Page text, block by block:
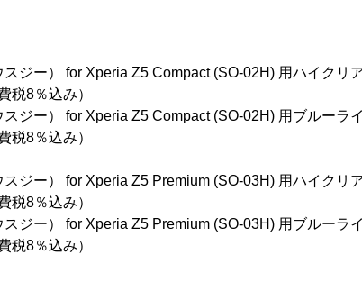
） for Xperia Z5 Compact (SO-02H) 用ハイクリ
％込み）
） for Xperia Z5 Compact (SO-02H) 用ブルーライ
％込み）
） for Xperia Z5 Premium (SO-03H) 用ハイクリ
％込み）
） for Xperia Z5 Premium (SO-03H) 用ブルーライ
％込み）